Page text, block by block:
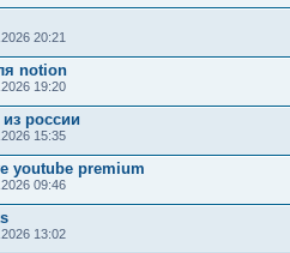
20:21
notion
19:20
россии
15:35
youtube premium
09:46
13:02